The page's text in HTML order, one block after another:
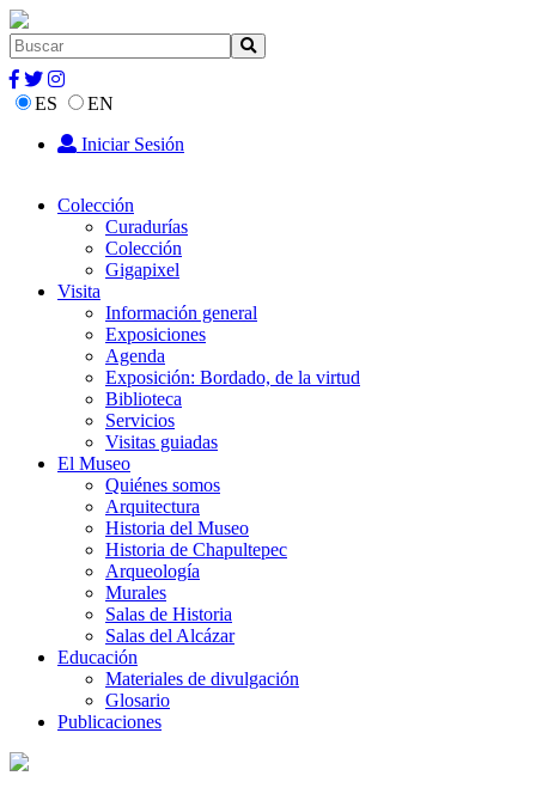
ES
EN
Iniciar Sesión
Colección
Curadurías
Colección
Gigapixel
Visita
Información general
Exposiciones
Agenda
Exposición: Bordado, de la virtud
Biblioteca
Servicios
Visitas guiadas
El Museo
Quiénes somos
Arquitectura
Historia del Museo
Historia de Chapultepec
Arqueología
Murales
Salas de Historia
Salas del Alcázar
Educación
Materiales de divulgación
Glosario
Publicaciones